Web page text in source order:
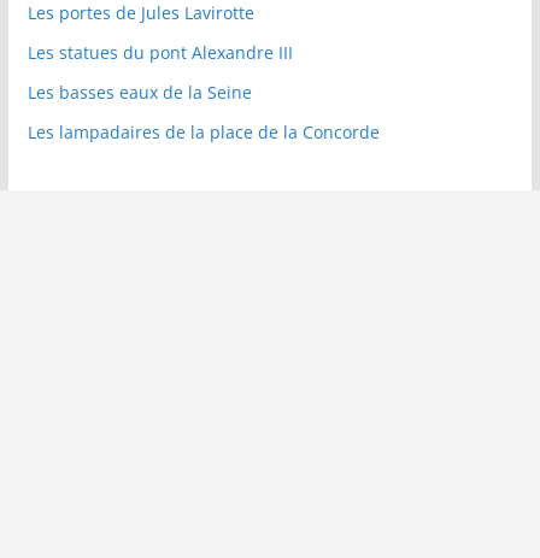
Les portes de Jules Lavirotte
Les statues du pont Alexandre III
Les basses eaux de la Seine
Les lampadaires de la place de la Concorde